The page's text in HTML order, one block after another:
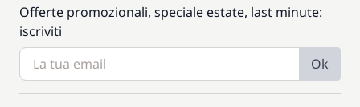
Offerte promozionali, speciale estate, last minute:
iscriviti
Ok